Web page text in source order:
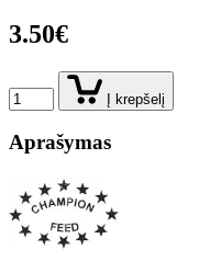
3.50€
Į krepšelį
Aprašymas